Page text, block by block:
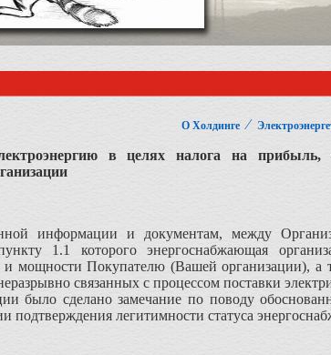
О Холдинге ⁄
в целях налога на прибыль,
информации и документам, между
1.1 которого энергоснабжающая
и мощности Покупателю (Вашей организации), а
связанных с процессом поставки
было сделано замечание по поводу
подтверждения легитимности статуса